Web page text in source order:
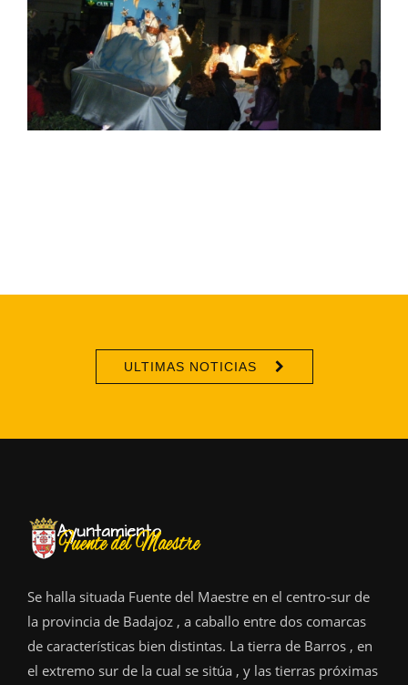
ULTIMAS NOTICIAS
Se halla situada Fuente del Maestre en el centro-sur de
la provincia de Badajoz , a caballo entre dos comarcas
de características bien distintas. La tierra de Barros , en
el extremo sur de la cual se sitúa , y las tierras próximas